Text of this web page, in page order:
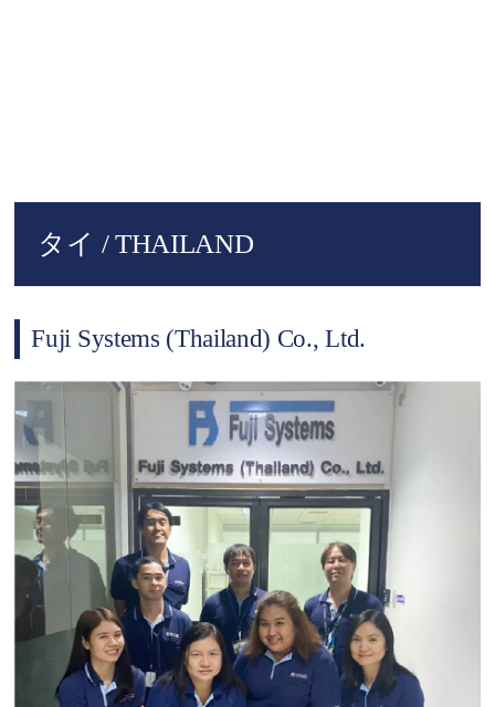
タイ / THAILAND
Fuji Systems (Thailand) Co., Ltd.